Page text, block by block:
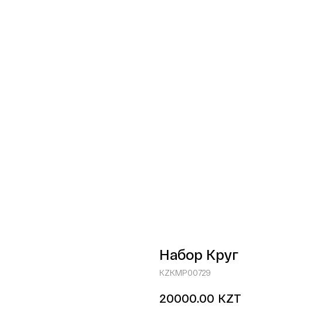
Набор Круг
KZKMP00729
20000.00 KZT